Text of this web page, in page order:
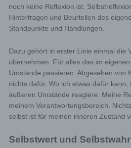
noch keine Reflexion ist.
Hinterfragen und Beurteilen des
Standpunkte und Handlungen.
Dazu gehört in erster Linie einmal die
übernehmen. Für alles das im
Umstände passieren. Abgesehen von
nichts dafür. Wo ich etwas dafür kann,
äußeren Umstände reagiere. Meine
meinem Verantwortungsbereich.
selbst ist für meinen inneren Zustand
Selbstwert und